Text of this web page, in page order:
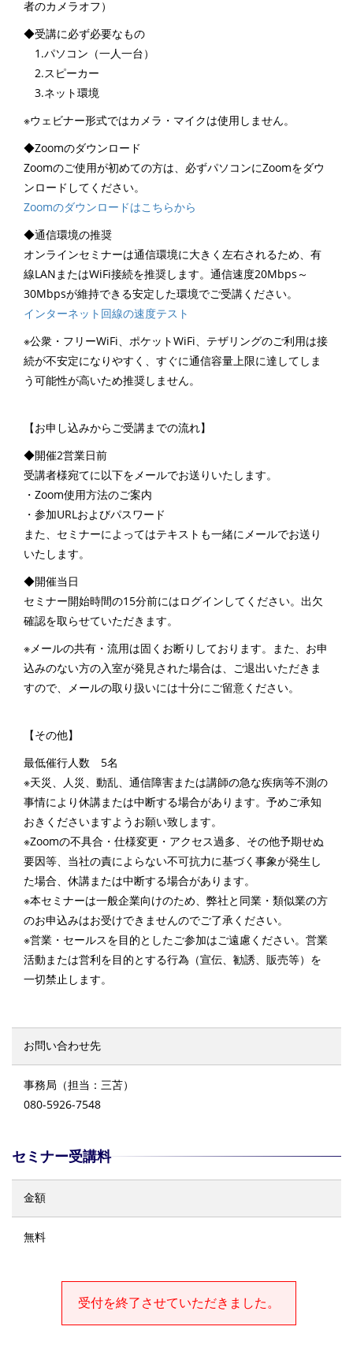
者のカメラオフ）
◆受講に必ず必要なもの
1.パソコン（一人一台）
2.スピーカー
3.ネット環境
※ウェビナー形式ではカメラ・マイクは使用しません。
◆Zoomのダウンロード
Zoomのご使用が初めての方は、必ずパソコンにZoomをダウ
ンロードしてください。
Zoomのダウンロードはこちらから
◆通信環境の推奨
オンラインセミナーは通信環境に大きく左右されるため、有
線LANまたはWiFi接続を推奨します。通信速度20Mbps～
30Mbpsが維持できる安定した環境でご受講ください。
インターネット回線の速度テスト
※公衆・フリーWiFi、ポケットWiFi、テザリングのご利用は接
続が不安定になりやすく、すぐに通信容量上限に達してしま
う可能性が高いため推奨しません。
【お申し込みからご受講までの流れ】
◆開催2営業日前
受講者様宛てに以下をメールでお送りいたします。
・Zoom使用方法のご案内
・参加URLおよびパスワード
また、セミナーによってはテキストも一緒にメールでお送り
いたします。
◆開催当日
セミナー開始時間の15分前にはログインしてください。出欠
確認を取らせていただきます。
※メールの共有・流用は固くお断りしております。また、お申
込みのない方の入室が発見された場合は、ご退出いただきま
すので、メールの取り扱いには十分にご留意ください。
【その他】
最低催行人数 5名
※天災、人災、動乱、通信障害または講師の急な疾病等不測の
事情により休講または中断する場合があります。予めご承知
おきくださいますようお願い致します。
※Zoomの不具合・仕様変更・アクセス過多、その他予期せぬ
要因等、当社の責によらない不可抗力に基づく事象が発生し
た場合、休講または中断する場合があります。
※本セミナーは一般企業向けのため、弊社と同業・類似業の方
のお申込みはお受けできませんのでご了承ください。
※営業・セールスを目的としたご参加はご遠慮ください。営業
活動または営利を目的とする行為（宣伝、勧誘、販売等）を
一切禁止します。
お問い合わせ先
事務局（担当：三苫）
080-5926-7548
セミナー受講料
金額
無料
受付を終了させていただきました。